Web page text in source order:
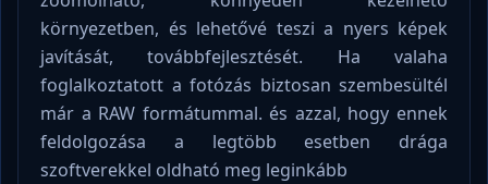
környezetben, és lehetővé teszi a nyers képek
javítását, továbbfejlesztését. Ha valaha
foglalkoztatott a fotózás biztosan szembesültél
már a RAW formátummal. és azzal, hogy ennek
feldolgozása a legtöbb esetben drága
szoftverekkel oldható meg leginkább